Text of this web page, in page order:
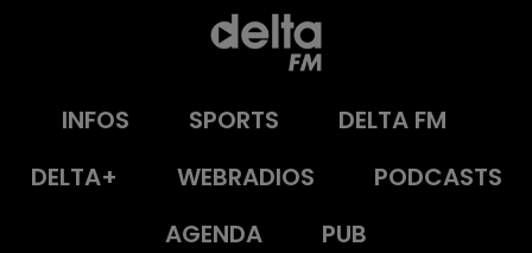
INFOS SPORTS
DELTA FM
DELTA+
WEBRADIOS
PODCASTS
AGENDA
PUB